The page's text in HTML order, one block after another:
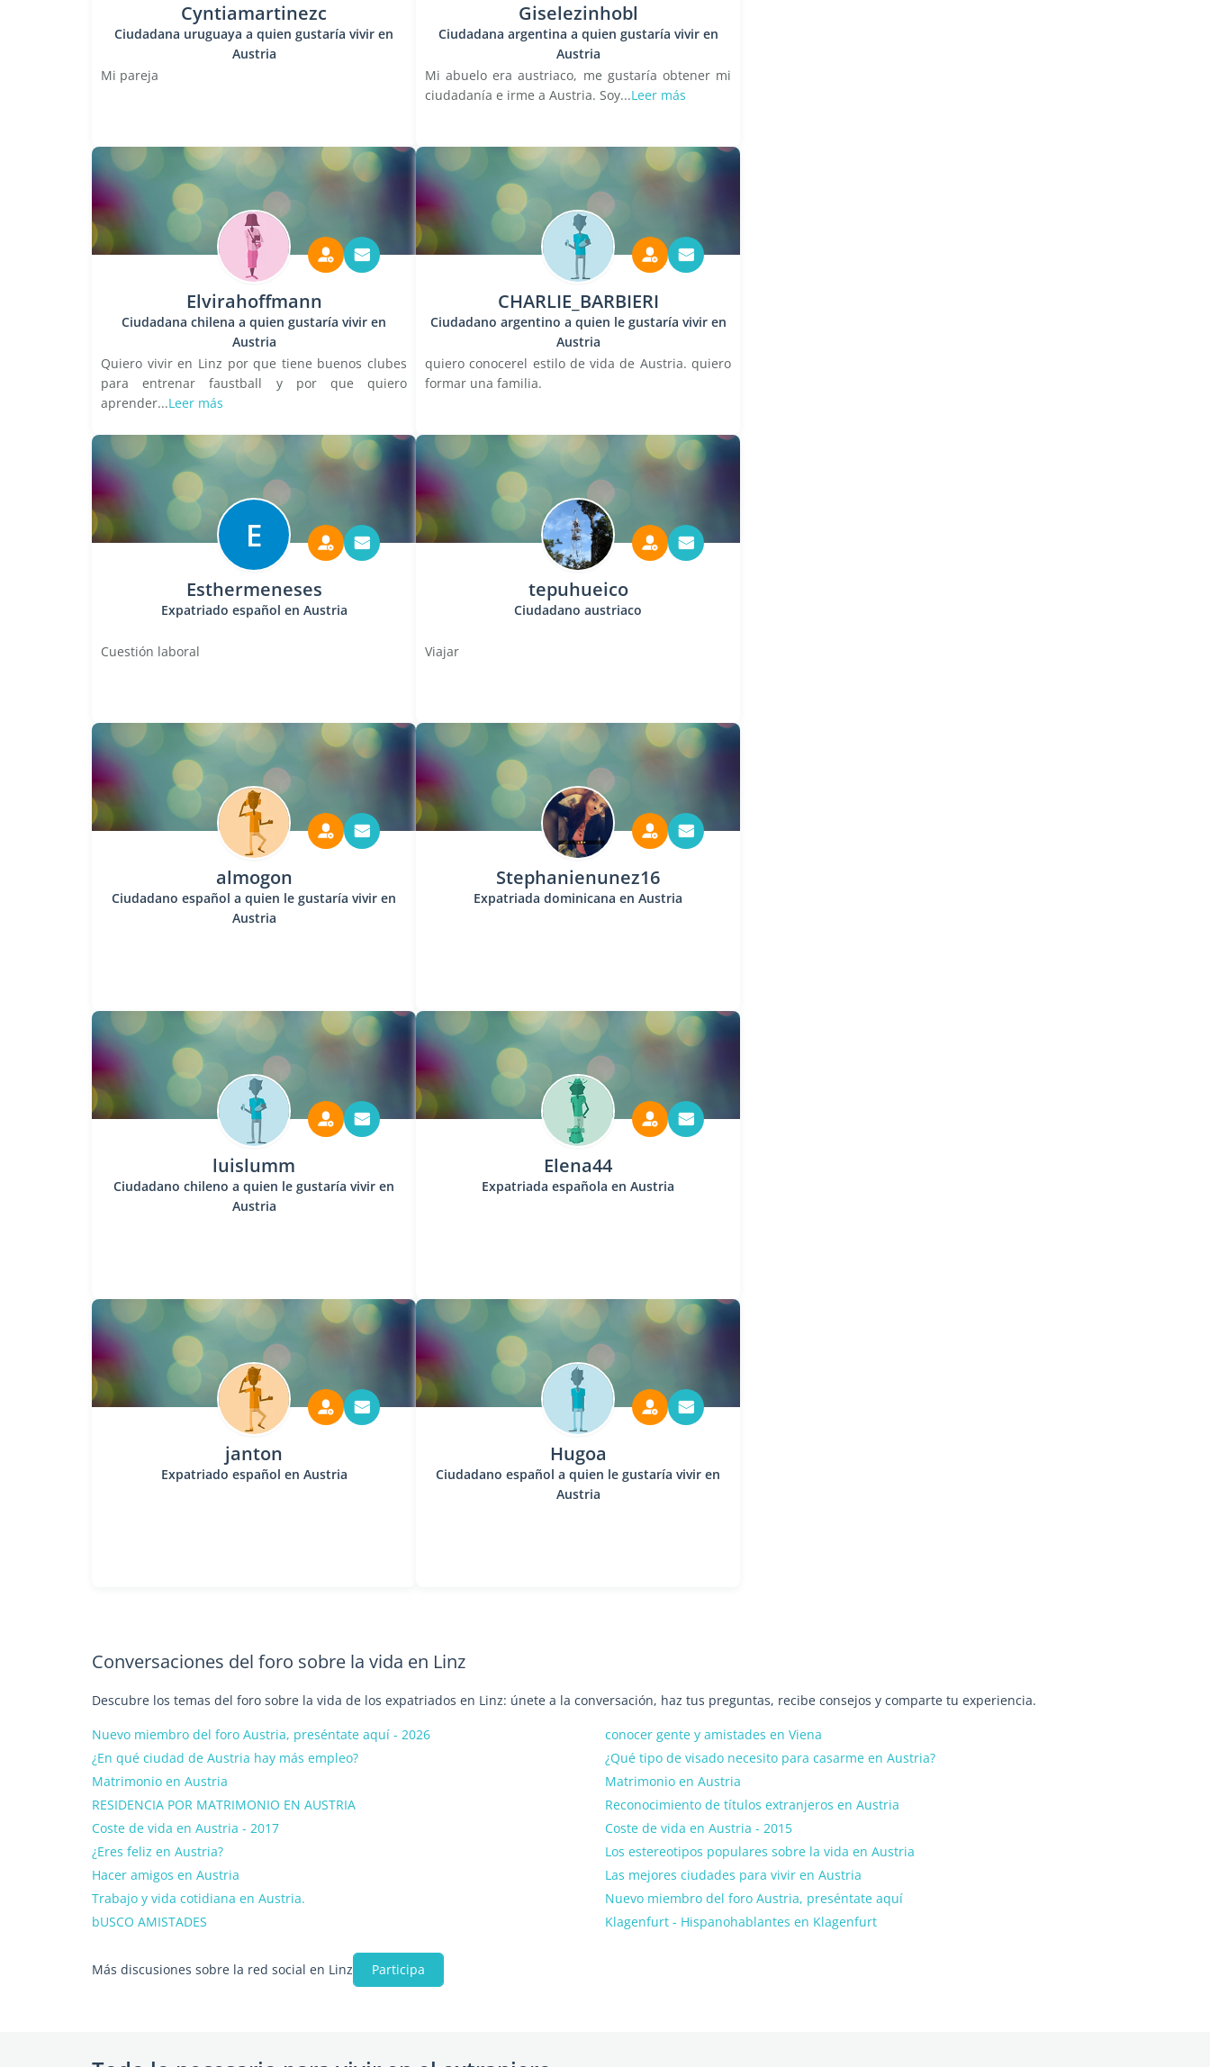
Cyntiamartinezc
Ciudadana uruguaya a quien gustaría vivir en
Austria
Mi pareja
Giselezinhobl
Ciudadana argentina a quien gustaría vivir en
Austria
Mi abuelo era austriaco, me gustaría obtener mi
ciudadanía e irme a Austria. Soy...Leer más
Elvirahoffmann
Ciudadana chilena a quien gustaría vivir en
Austria
Quiero vivir en Linz por que tiene buenos clubes
para entrenar faustball y por que quiero
aprender...Leer más
CHARLIE_BARBIERI
Ciudadano argentino a quien le gustaría vivir en
Austria
quiero conocerel estilo de vida de Austria. quiero
formar una familia.
E
Esthermeneses
Expatriado español en Austria
Cuestión laboral
tepuhueico
Ciudadano austriaco
Viajar
almogon
Ciudadano español a quien le gustaría vivir en
Austria
Stephanienunez16
Expatriada dominicana en Austria
luislumm
Ciudadano chileno a quien le gustaría vivir en
Austria
Elena44
Expatriada española en Austria
janton
Expatriado español en Austria
Hugoa
Ciudadano español a quien le gustaría vivir en
Austria
Conversaciones del foro sobre la vida en Linz
Descubre los temas del foro sobre la vida de los expatriados en Linz: únete a la conversación, haz tus preguntas, recibe consejos y comparte tu experiencia.
Nuevo miembro del foro Austria, preséntate aquí - 2026
conocer gente y amistades en Viena
¿En qué ciudad de Austria hay más empleo?
¿Qué tipo de visado necesito para casarme en Austria?
Matrimonio en Austria
Matrimonio en Austria
RESIDENCIA POR MATRIMONIO EN AUSTRIA
Reconocimiento de títulos extranjeros en Austria
Coste de vida en Austria - 2017
Coste de vida en Austria - 2015
¿Eres feliz en Austria?
Los estereotipos populares sobre la vida en Austria
Hacer amigos en Austria
Las mejores ciudades para vivir en Austria
Trabajo y vida cotidiana en Austria.
Nuevo miembro del foro Austria, preséntate aquí
bUSCO AMISTADES
Klagenfurt - Hispanohablantes en Klagenfurt
Más discusiones sobre la red social en Linz Participa